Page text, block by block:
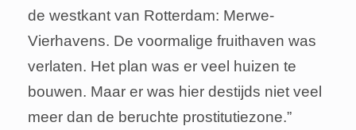
de westkant van Rotterdam: Merwe-
Vierhavens. De voormalige fruithaven was
verlaten. Het plan was er veel huizen te
bouwen. Maar er was hier destijds niet veel
meer dan de beruchte prostitutiezone.”